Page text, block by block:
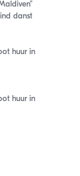
danst
huur in
huur in